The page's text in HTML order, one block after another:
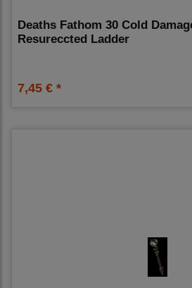
Deaths Fathom 30 Cold
Resureccted Ladder
7,45 € *